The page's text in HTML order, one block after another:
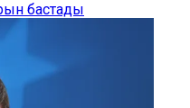
бастады